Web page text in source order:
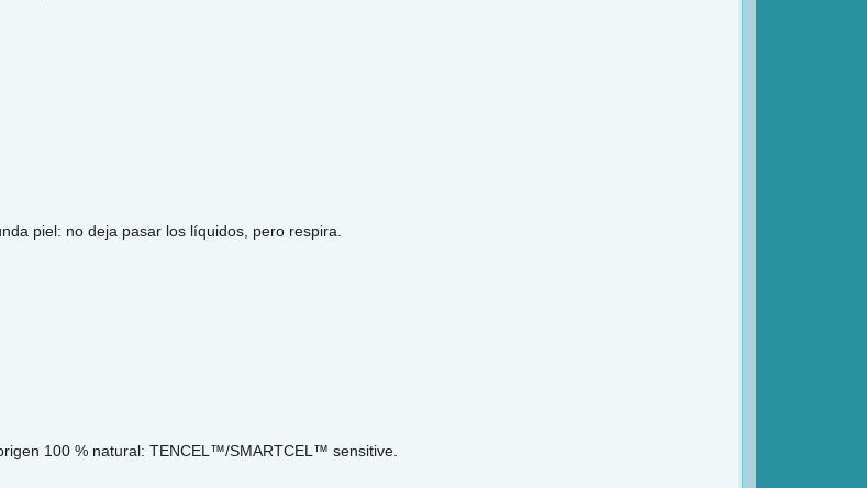
piel: no deja pasar los líquidos, pero respira.
100 % natural: TENCEL™/SMARTCEL™ sensitive.